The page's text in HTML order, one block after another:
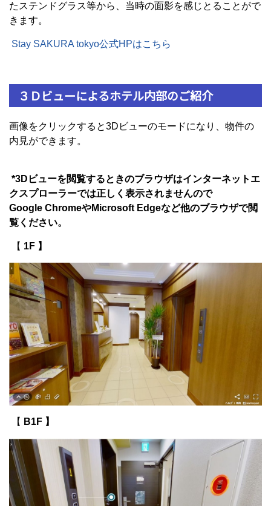
たステンドグラス等から、当時の面影を感じとることがで
きます。
Stay SAKURA tokyo公式HPはこちら
３Ｄビューによるホテル内部のご紹介
画像をクリックすると3Dビューのモードになり、物件の
内見ができます。
*3Dビューを閲覧するときのブラウザはインターネットエ
クスプローラーでは正しく表示されませんので
Google ChromeやMicrosoft Edgeなど他のブラウザで閲
覧ください。
【 1F 】
【 B1F 】